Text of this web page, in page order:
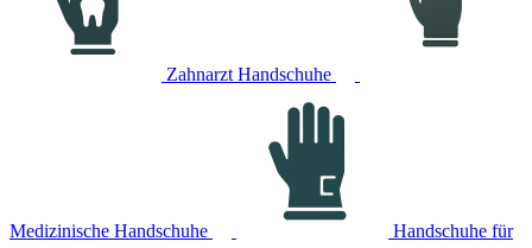
Zahnarzt Handschuhe
Medizinische Handschuhe Handschuhe für